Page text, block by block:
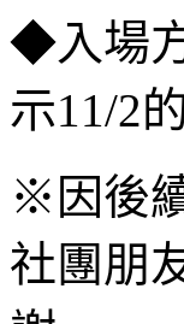
◆入場
示11/2
※因後
社團朋